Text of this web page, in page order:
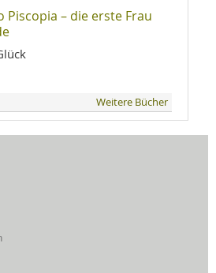
Piscopia – die erste Frau
Weitere Bücher